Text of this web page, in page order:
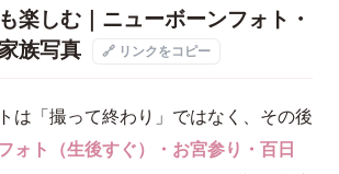
楽しむ｜ニューボーンフォト・
族写真
🔗 リンクをコピー
は「撮って終わり」ではなく、その後
ォト（生後すぐ）・お宮参り・百日